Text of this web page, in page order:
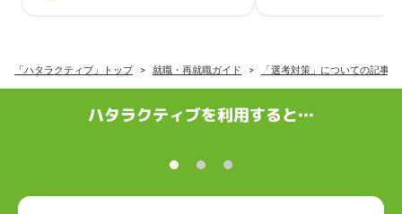
「ハタラクティブ」トップ 就職・再就職ガイド 「選考対策」についての記事一
ハタラクティブを利用すると…